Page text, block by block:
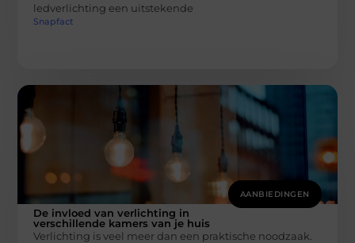
ledverlichting een uitstekende
Snapfact
AANBIEDINGEN
De invloed van verlichting in
verschillende kamers van je huis
Verlichting is veel meer dan een praktische noodzaak.